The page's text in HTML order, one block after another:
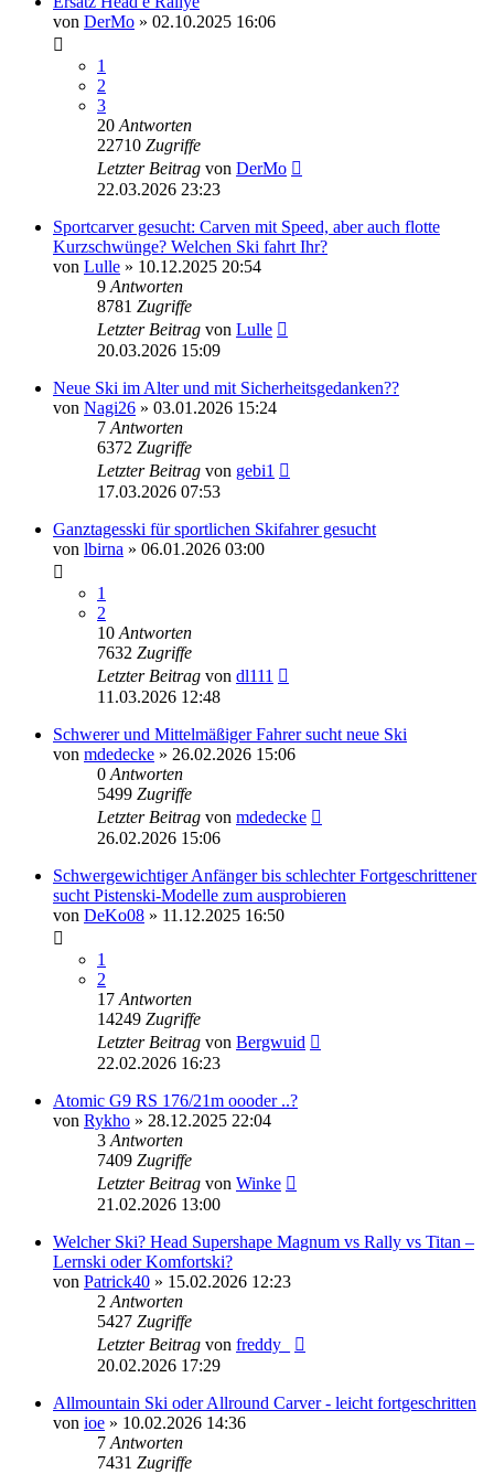
von DerMo » 02.10.2025 16:06
1
2
3
20 Antworten
22710 Zugriffe
Letzter Beitrag von DerMo
22.03.2026 23:23
Sportcarver gesucht: Carven mit Speed, aber auch flotte
Kurzschwünge? Welchen Ski fahrt Ihr?
von Lulle » 10.12.2025 20:54
9 Antworten
8781 Zugriffe
Letzter Beitrag von Lulle
20.03.2026 15:09
Neue Ski im Alter und mit Sicherheitsgedanken??
von Nagi26 » 03.01.2026 15:24
7 Antworten
6372 Zugriffe
Letzter Beitrag von gebi1
17.03.2026 07:53
Ganztagesski für sportlichen Skifahrer gesucht
von lbirna » 06.01.2026 03:00
1
2
10 Antworten
7632 Zugriffe
Letzter Beitrag von dl111
11.03.2026 12:48
Schwerer und Mittelmäßiger Fahrer sucht neue Ski
von mdedecke » 26.02.2026 15:06
0 Antworten
5499 Zugriffe
Letzter Beitrag von mdedecke
26.02.2026 15:06
Schwergewichtiger Anfänger bis schlechter Fortgeschrittener
sucht Pistenski-Modelle zum ausprobieren
von DeKo08 » 11.12.2025 16:50
1
2
17 Antworten
14249 Zugriffe
Letzter Beitrag von Bergwuid
22.02.2026 16:23
Atomic G9 RS 176/21m oooder ..?
von Rykho » 28.12.2025 22:04
3 Antworten
7409 Zugriffe
Letzter Beitrag von Winke
21.02.2026 13:00
Welcher Ski? Head Supershape Magnum vs Rally vs Titan –
Lernski oder Komfortski?
von Patrick40 » 15.02.2026 12:23
2 Antworten
5427 Zugriffe
Letzter Beitrag von freddy_
20.02.2026 17:29
Allmountain Ski oder Allround Carver - leicht fortgeschritten
von ioe » 10.02.2026 14:36
7 Antworten
7431 Zugriffe